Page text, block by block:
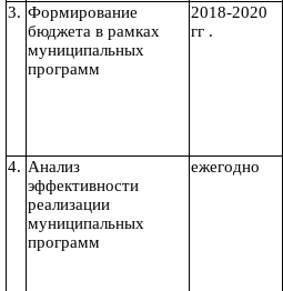
3. Формирование
бюджета в рамках
муниципальных
программ
2018-2020
гг .
4. Анализ
эффективности
реализации
муниципальных
программ
ежегодно